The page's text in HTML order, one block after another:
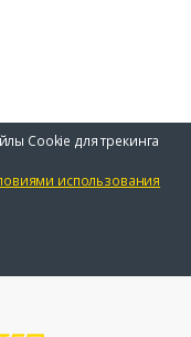
Cookie для трекинга
использования